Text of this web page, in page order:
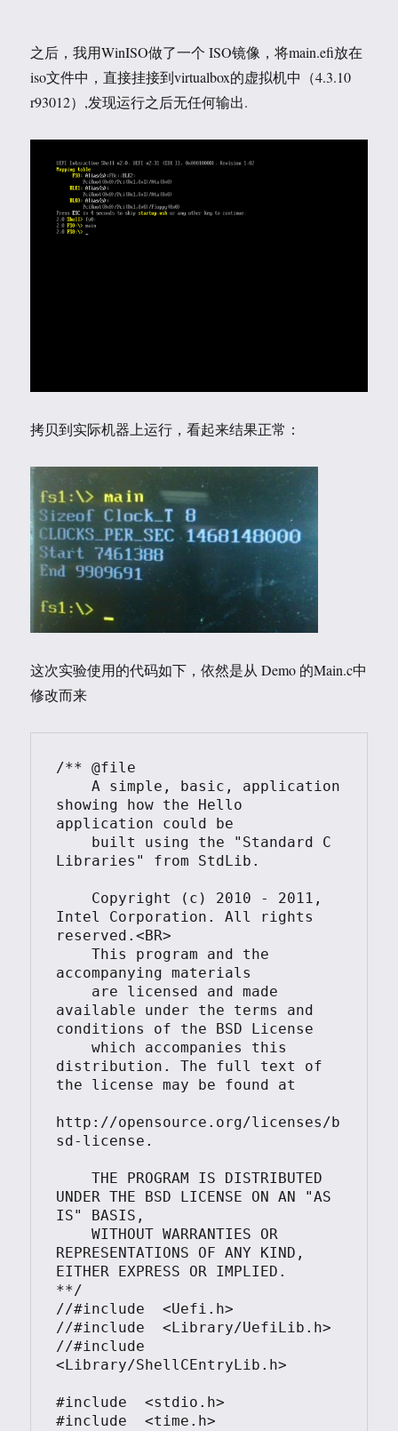
之后，我用WinISO做了一个 ISO镜像，将main.efi放在
iso文件中，直接挂接到virtualbox的虚拟机中（4.3.10
r93012）,发现运行之后无任何输出.
拷贝到实际机器上运行，看起来结果正常：
这次实验使用的代码如下，依然是从 Demo 的Main.c中
修改而来
/** @file
    A simple, basic, application
showing how the Hello
application could be
Libraries" from StdLib.
Intel Corporation. All rights
reserved.<BR>
    This program and the
accompanying materials
available under the terms and
conditions of the BSD License
    which accompanies this
distribution. The full text of
the license may be found at
http://opensource.org/licenses/b
sd-license.
    THE PROGRAM IS DISTRIBUTED
UNDER THE BSD LICENSE ON AN "AS
IS" BASIS,
    WITHOUT WARRANTIES OR
REPRESENTATIONS OF ANY KIND,
EITHER EXPRESS OR IMPLIED.
**/
//#include  <Uefi.h>
//#include  <Library/UefiLib.h>
//#include
<Library/ShellCEntryLib.h>
#include  <stdio.h>
#include  <time.h>